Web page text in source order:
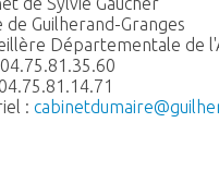
de Guilherand-Granges
Départementale de
: